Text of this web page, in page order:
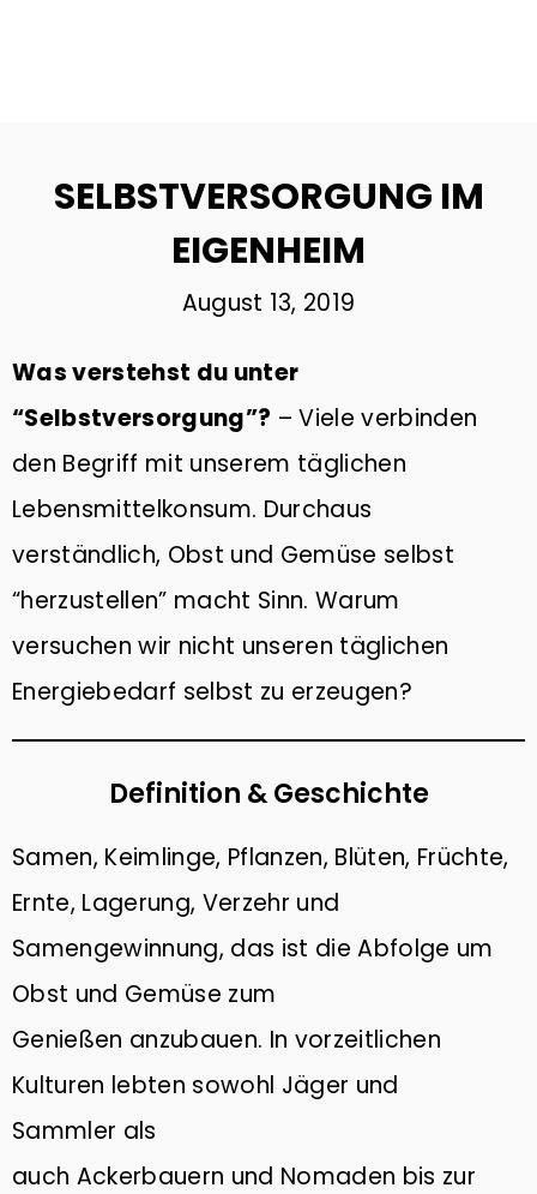
ARBEITSPLÄTZE
2
AUGUST
ÖKOSTROM | ANBIETER IM
WECHSEL
10
2022
KLIMAWANDEL: WAS KANNST
DU TUN?
6
ERKENNST DU NACHHALTIGE
9FEBRUAR
2022
WACHSTÜCHER SELBER
MACHEN (DIY) – ALTERNATIVE
ZU PLASTIKFOLIE
SELBSTVERSORGUNG IM
EIGENHEIM
August 13, 2019
Was verstehst du unter
“Selbstversorgung”? – Viele verbinden
den Begriff mit unserem täglichen
Lebensmittelkonsum. Durchaus
verständlich, Obst und Gemüse selbst
“herzustellen” macht Sinn. Warum
versuchen wir nicht unseren täglichen
Energiebedarf selbst zu erzeugen?
Definition & Geschichte
Samen, Keimlinge, Pflanzen, Blüten, Früchte,
Ernte, Lagerung, Verzehr und
Samengewinnung, das ist die Abfolge um
Obst und Gemüse zum
Genießen anzubauen. In vorzeitlichen
Kulturen lebten sowohl Jäger und
Sammler als
auch Ackerbauern und Nomaden bis zur